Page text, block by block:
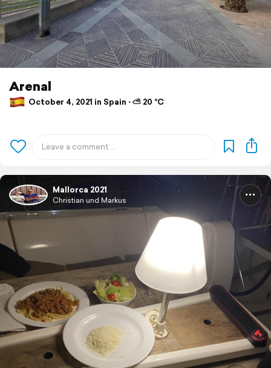
Arenal
October 4, 2021 in Spain ⋅ ⛅ 20 °C
Mallorca 2021
Christian und Markus